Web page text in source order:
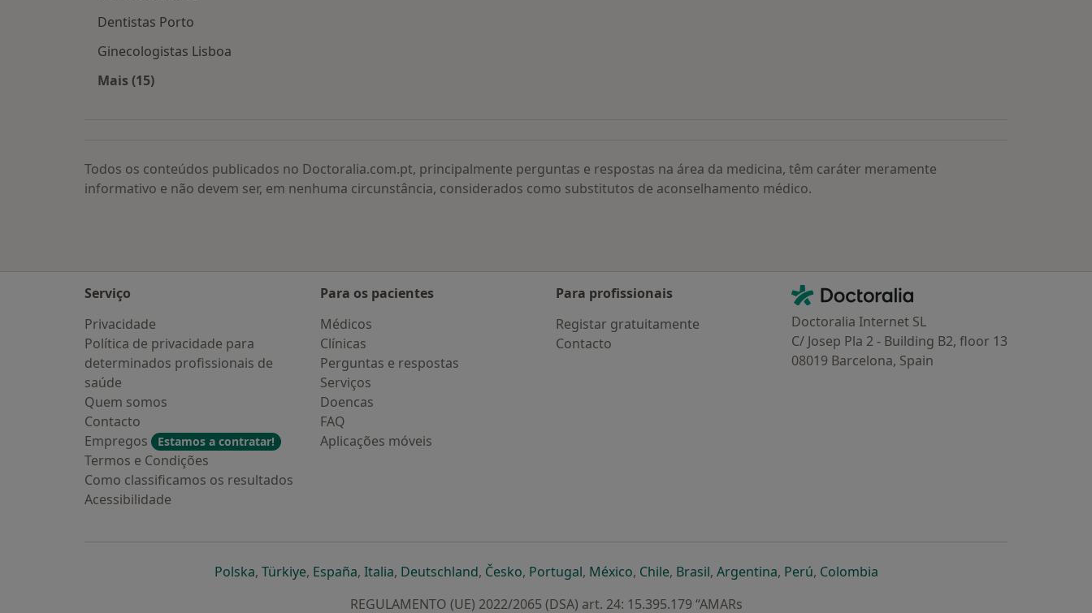
Dentistas Porto
Ginecologistas Lisboa
Mais (15)
Todos os conteúdos publicados no Doctoralia.com.pt, principalmente perguntas e respostas na área da medicina, têm caráter meramente
informativo e não devem ser, em nenhuma circunstância, considerados como substitutos de aconselhamento médico.
Serviço
Privacidade
Política de privacidade para
determinados profissionais de
saúde
Quem somos
Contacto
Empregos
Estamos a contratar!
Termos e Condições
Como classificamos os resultados
Acessibilidade
Para os pacientes
Médicos
Clínicas
Perguntas e respostas
Serviços
Doencas
FAQ
Aplicações móveis
Para profissionais
Registar gratuitamente
Contacto
Contacto
Doctoralia - Homepage
Doctoralia Internet SL
C/ Josep Pla 2 - Building B2, floor 13
08019 Barcelona, Spain
Polskaabre num novo separador
, Türkiyeabre num novo separador
, Españaabre num novo separador
, Italiaabre num novo separador
, Deutschlandabre num novo separador
, Českoabre num novo separador
, Portugalabre num novo separador
, Méxicoabre num novo separador
, Chileabre num novo separador
, Brasilabre num novo separador
, Argentinaabre num novo separador
, Perúabre num novo separador
, Colombiaabre num novo separador
REGULAMENTO (UE) 2022/2065 (DSA) art. 24: 15.395.179 “AMARs